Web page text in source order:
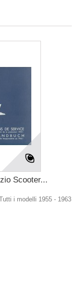
Scooter...
i modelli 1955 - 1963